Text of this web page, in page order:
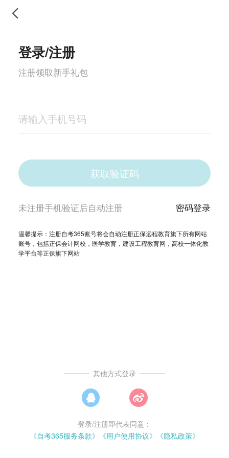
自考365 下载
登录/注册
注册领取新手礼包
获取验证码
未注册手机验证后自动注册 密码登录
温馨提示：注册自考365账号将会自动注册正保远程教育旗下所有网站
账号，包括正保会计网校，医学教育，建设工程教育网，高校一体化教
学平台等正保旗下网站
其他方式登录
登录/注册即代表同意：
《自考365服务条款》
《用户使用协议》 《隐私政策》